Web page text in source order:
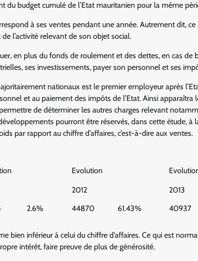
du budget cumulé de l’Etat mauritanien pour la même
à ses ventes pendant une année. Autrement dit,
l’activité relevant de son objet social.
en plus du fonds de roulement et des dettes, en cas de
ses investissements, payer son personnel et ses
nationaux est le premier employeur après
et au paiement des impôts de l’Etat. Ainsi
de déterminer les autres charges relevant
pourront être réservés, dans cette étude, à
par rapport au chiffre d’affaires, c’est-à-dire aux ventes.
Evolution
2012
2013
2.6% 44870 61.43% 40937
inférieur à celui du chiffre d’affaires. Ce qui est
intérêt, faire preuve de plus de générosité.